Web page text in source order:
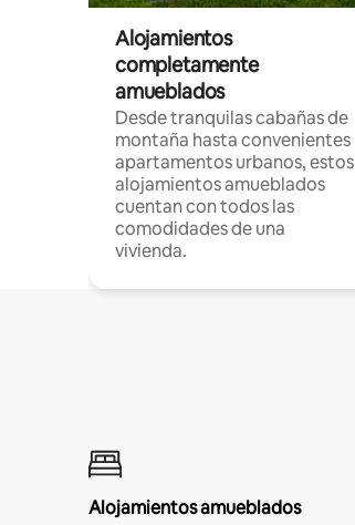
Alojamientos
completamente
amueblados
Desde tranquilas cabañas de
montaña hasta convenientes
apartamentos urbanos, estos
alojamientos amueblados
cuentan con todos las
comodidades de una
vivienda.
Alojamientos amueblados